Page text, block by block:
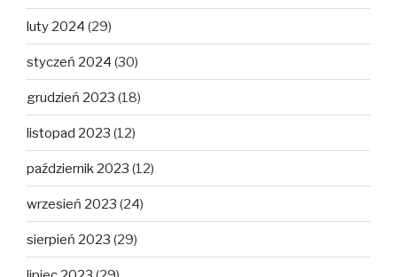
luty 2024 (29)
styczeń 2024 (30)
grudzień 2023 (18)
listopad 2023 (12)
październik 2023 (12)
wrzesień 2023 (24)
sierpień 2023 (29)